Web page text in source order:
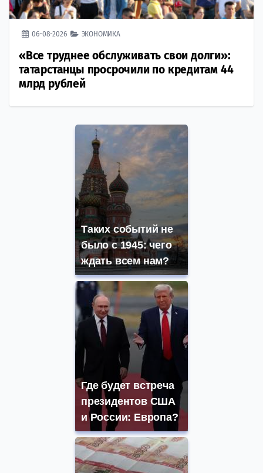
06-08-2026 ЭКОНОМИКА
«Все труднее обслуживать свои долги»:
татарстанцы просрочили по кредитам 44
млрд рублей
Таких событий не
было с 1945: чего
ждать всем нам?
Где будет встреча
президентов США
и России: Европа?